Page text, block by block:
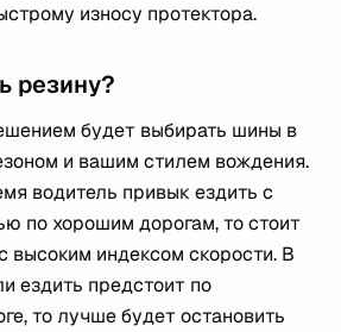
износу протектора.
резину?
будет выбирать шины в
и вашим стилем вождения.
водитель привык ездить с
по хорошим дорогам, то стоит
высоким индексом скорости. В
ездить предстоит по
то лучше будет остановить